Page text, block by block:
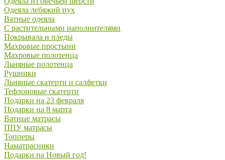
Одеяла лебяжий пух
Ватные одеяла
С растительными наполнителями
Покрывала и пледы
Махровые простыни
Махровые полотенца
Льняные полотенца
Рушники
Льняные скатерти и салфетки
Тефлоновые скатерти
Подарки на 23 февраля
Подарки на 8 марта
Ватные матрасы
ППУ матрасы
Топперы
Наматрасники
Подарки на Новый год!